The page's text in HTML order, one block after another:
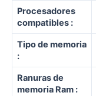
Procesadores
compatibles :
Tipo de memoria
:
Ranuras de
memoria Ram :